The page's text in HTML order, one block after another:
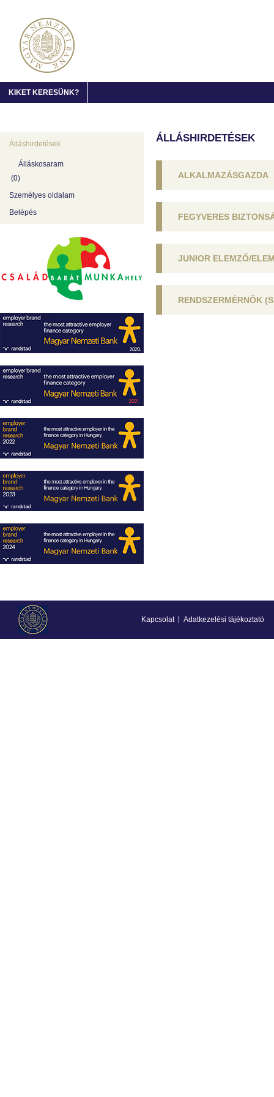
KIKET KERESÜNK?
ÁLLÁSHIRDETÉSEK
ALKALMAZÁSGAZDA
FEGYVERES
JUNIOR ELEMZŐ/
RENDSZERMÉRNÖK
Álláshirdetések
Álláskosaram
(0)
Személyes oldalam
Belépés
Kapcsolat Adatkezelési tájékoztató